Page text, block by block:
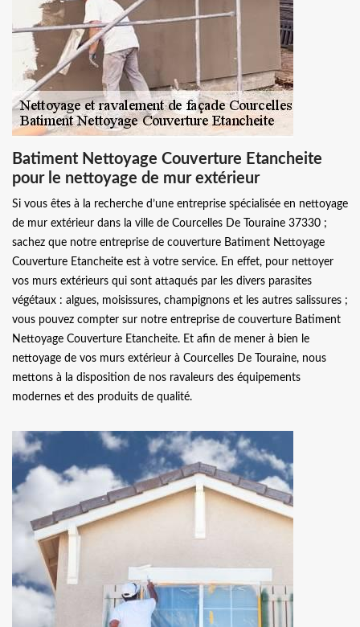
Batiment Nettoyage Couverture Etancheite
pour le nettoyage de mur extérieur
Si vous êtes à la recherche d’une entreprise spécialisée en nettoyage
de mur extérieur dans la ville de Courcelles De Touraine 37330 ;
sachez que notre entreprise de couverture Batiment Nettoyage
Couverture Etancheite est à votre service. En effet, pour nettoyer
vos murs extérieurs qui sont attaqués par les divers parasites
végétaux : algues, moisissures, champignons et les autres salissures ;
vous pouvez compter sur notre entreprise de couverture Batiment
Nettoyage Couverture Etancheite. Et afin de mener à bien le
nettoyage de vos murs extérieur à Courcelles De Touraine, nous
mettons à la disposition de nos ravaleurs des équipements
modernes et des produits de qualité.